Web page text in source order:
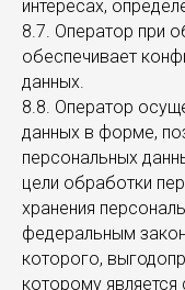
интересах,
8.7. Оператор при
обеспечивает
данных.
8.8. Оператор
данных в форме,
персональных
цели обработки
хранения
федеральным
которого,
которому